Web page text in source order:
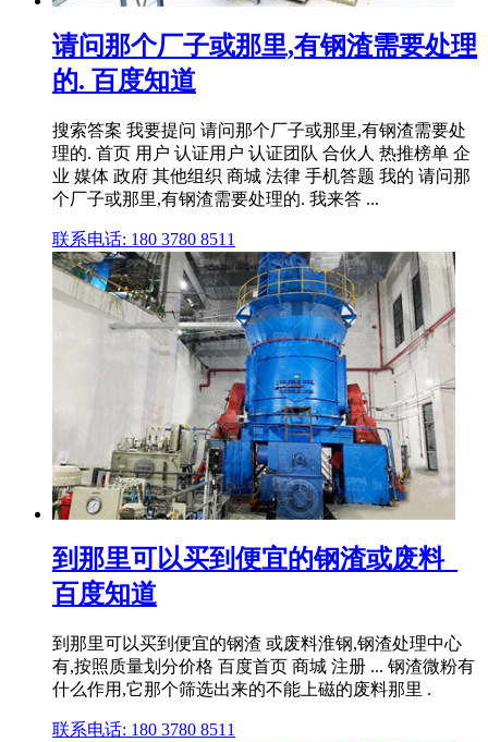
请问那个厂子或那里,有钢渣需要处理
的. 百度知道
搜索答案 我要提问 请问那个厂子或那里,有钢渣需要处
理的. 首页 用户 认证用户 认证团队 合伙人 热推榜单 企
业 媒体 政府 其他组织 商城 法律 手机答题 我的 请问那
个厂子或那里,有钢渣需要处理的. 我来答 ...
联系电话: 180 3780 8511
到那里可以买到便宜的钢渣或废料_
百度知道
到那里可以买到便宜的钢渣 或废料淮钢,钢渣处理中心
有,按照质量划分价格 百度首页 商城 注册 ... 钢渣微粉有
什么作用,它那个筛选出来的不能上磁的废料那里 .
联系电话: 180 3780 8511